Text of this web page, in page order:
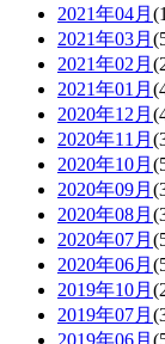
2021年04月
2021年03月
2021年02月
2021年01月
2020年12月
2020年11月
2020年10月
2020年09月
2020年08月
2020年07月
2020年06月
2019年10月
2019年07月
2019年06月